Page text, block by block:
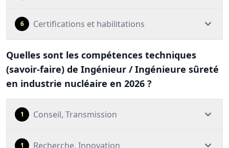
6 Certifications et habilitations
Quelles sont les compétences techniques
(savoir-faire) de Ingénieur / Ingénieure sûreté
en industrie nucléaire en 2026 ?
1 Conseil, Transmission
1 Recherche, Innovation